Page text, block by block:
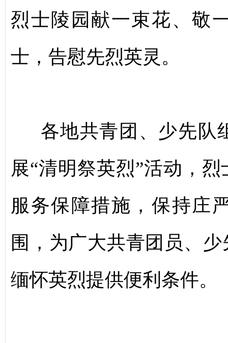
烈士陵园献一束花、敬
士，告慰先烈英灵。
各地共青团、少先队
展“清明祭英烈”活动，
服务保障措施，保持庄
围，为广大共青团员、
缅怀英烈提供便利条件。